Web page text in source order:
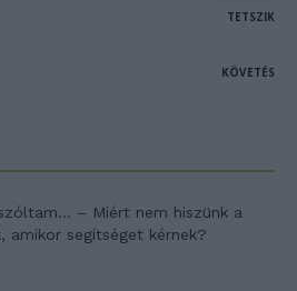
TETSZIK
KÖVETÉS
– Miért nem hiszünk a
amikor segítséget kérnek?